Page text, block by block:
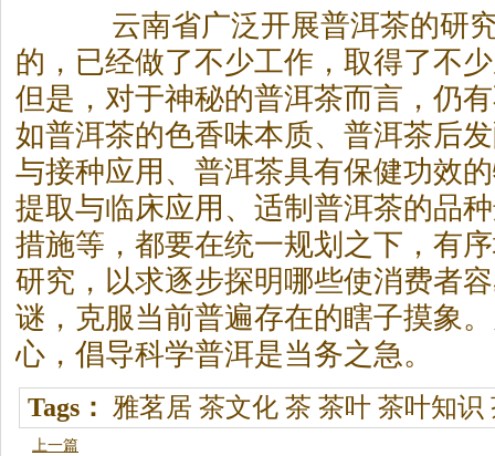
云南省广泛开展普洱茶的研
的，已经做了不少工作，取得了不
但是，对于神秘的普洱茶而言，仍
如普洱茶的色香味本质、 普洱茶后
与接种应用、 普洱茶具有保健功效
提取与临床应用、适制 普洱茶的品
措施等，都要在统一规划之下，有
研究，以求逐步探明哪些使消费者
谜，克服当前普遍存在的瞎子摸象
心，倡导科学普洱是当务之急。
Tags： 雅茗居 茶文化 茶 茶叶 茶叶知识
上一篇